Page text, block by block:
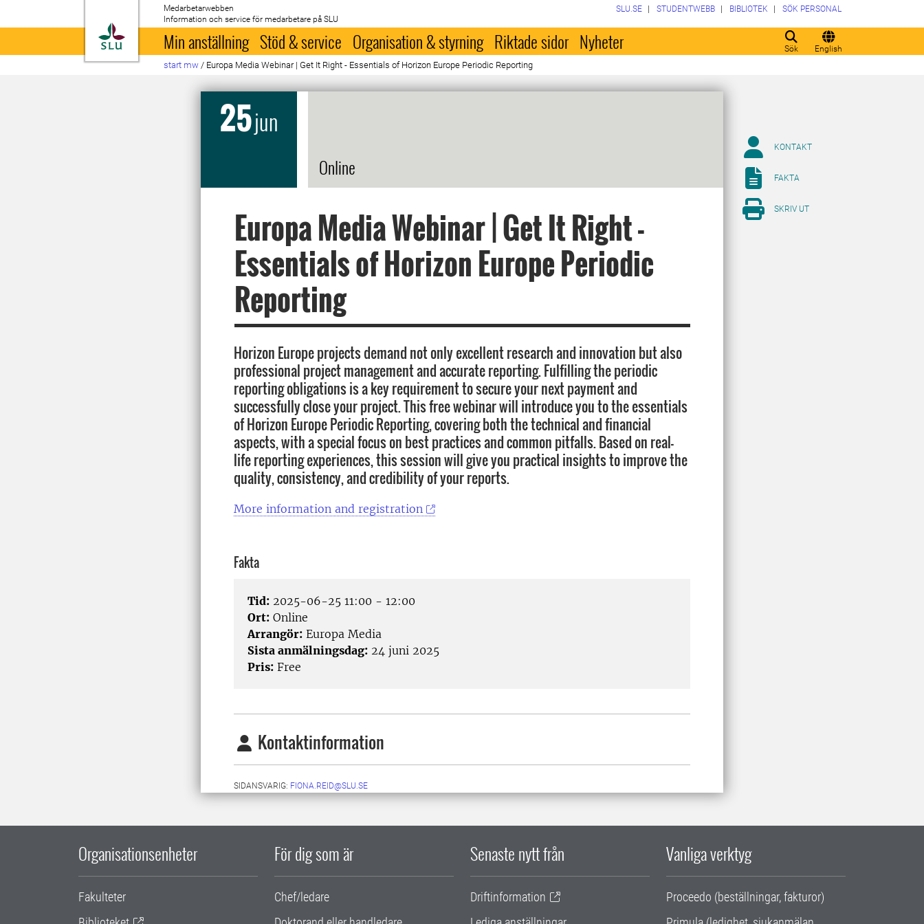
Till startsida
Medarbetarwebben
Information och service för medarbetare på SLU
Sök English
SLU.SE STUDENTWEBB BIBLIOTEK SÖK PERSONAL
Min anställning Stöd & service Organisation & styrning Riktade sidor Nyheter
start mw / Europa Media Webinar | Get It Right - Essentials of Horizon Europe Periodic Reporting
25jun
Online
Europa Media Webinar | Get It Right -
Essentials of Horizon Europe Periodic
Reporting
Horizon Europe projects demand not only excellent research and innovation but also
professional project management and accurate reporting. Fulfilling the periodic
reporting obligations is a key requirement to secure your next payment and
successfully close your project. This free webinar will introduce you to the essentials
of Horizon Europe Periodic Reporting, covering both the technical and financial
aspects, with a special focus on best practices and common pitfalls. Based on real-
life reporting experiences, this session will give you practical insights to improve the
quality, consistency, and credibility of your reports.
More information and registration
Fakta
Tid: 2025-06-25 11:00 - 12:00
Ort: Online
Arrangör: Europa Media
Sista anmälningsdag: 24 juni 2025
Pris: Free
Kontaktinformation
SIDANSVARIG: FIONA.REID@SLU.SE
KONTAKT
FAKTA
SKRIV UT
Organisationsenheter
Fakulteter
För dig som är
Chef/ledare
Senaste nytt från
Driftinformation
Vanliga verktyg
Proceedo (beställningar, fakturor)